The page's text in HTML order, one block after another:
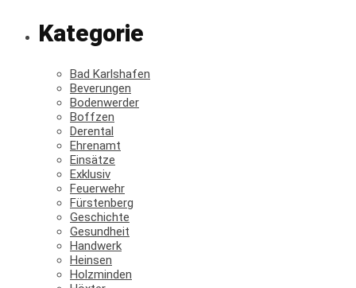
Kategorie
Bad Karlshafen
Beverungen
Bodenwerder
Boffzen
Derental
Ehrenamt
Einsätze
Exklusiv
Feuerwehr
Fürstenberg
Geschichte
Gesundheit
Handwerk
Heinsen
Holzminden